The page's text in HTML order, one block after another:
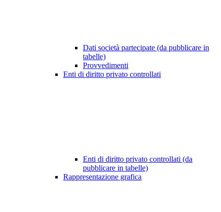
Dati società partecipate (da pubblicare in
tabelle)
Provvedimenti
Enti di diritto privato controllati
Enti di diritto privato controllati (da
pubblicare in tabelle)
Rappresentazione grafica